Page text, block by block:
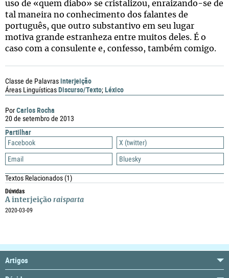
PorCarlos Rocha
20 de setembro de 2013
Partilhar
Facebook
X (twitter)
Email
Bluesky
Textos Relacionados(1)
Dúvidas
A interjeição raisparta
2020-03-09
uso de «quem diabo» se cristalizou, enraizando-se de
tal maneira no conhecimento dos falantes de
português, que outro substantivo em seu lugar
motiva grande estranheza entre muitos deles. É o
caso com a consulente e, confesso, também comigo.
Classe de Palavrasinterjeição
Áreas LinguísticasDiscurso/Texto;Léxico
Artigos